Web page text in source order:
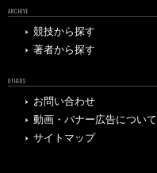
ARCHIVE
競技から探す
著者から探す
OTHERS
お問い合わせ
動画・バナー広告について
サイトマップ